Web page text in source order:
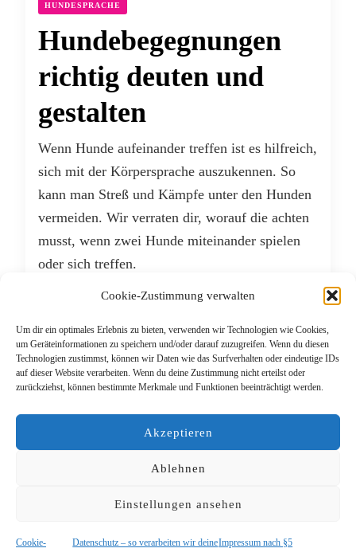
Cookie-Zustimmung verwalten
Um dir ein optimales Erlebnis zu bieten, verwenden wir Technologien wie Cookies,
um Geräteinformationen zu speichern und/oder darauf zuzugreifen. Wenn du diesen
Technologien zustimmst, können wir Daten wie das Surfverhalten oder eindeutige IDs
auf dieser Website verarbeiten. Wenn du deine Zustimmung nicht erteilst oder
zurückziehst, können bestimmte Merkmale und Funktionen beeinträchtigt werden.
Akzeptieren
Ablehnen
Einstellungen ansehen
Cookie- Datenschutz – so verarbeiten wir deineImpressum nach §5
HUNDESPRACHE
Hundebegegnungen
richtig deuten und
gestalten
Wenn Hunde aufeinander treffen ist es hilfreich,
sich mit der Körpersprache auszukennen. So
kann man Streß und Kämpfe unter den Hunden
vermeiden. Wir verraten dir, worauf die achten
musst, wenn zwei Hunde miteinander spielen
oder sich treffen.
WEITERLESEN
APRIL 22, 2017
Präsentiert vonWordPress.Datenschutz – so verarbeiten wir deine